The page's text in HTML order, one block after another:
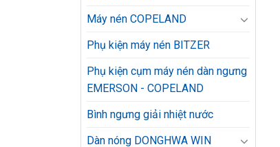
Máy nén COPELAND
Phụ kiện máy nén BITZER
Phụ kiện cụm máy nén dàn ngưng
EMERSON - COPELAND
Bình ngưng giải nhiệt nước
Dàn nóng DONGHWA WIN